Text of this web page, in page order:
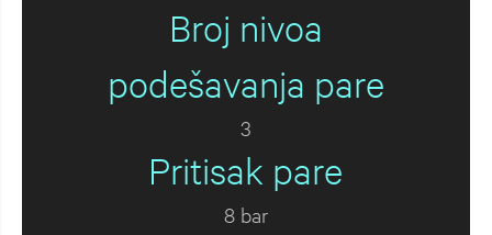
Broj nivoa
podešavanja pare
3
Pritisak pare
8 bar